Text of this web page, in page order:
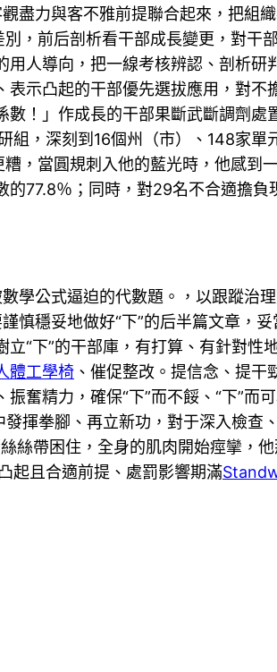
盡力與客不雅前提聯合起來，把組
，前后剖析看干部成長變更，對干
人導向，把一線考核辨認、剖析
表示凸起的干部優先選拔應用，對
！」作成長的干部果斷武斷調劑
，深刻到16個州（市）、148家單
，當圓規刺入他的藍光時，他感到
77.8％；同時，對29名不合適擔
學公式逼迫的代數題。，以跟蹤治
慎穩妥地做好“下”的后半篇文章，
“下”的干部庫，有打算、有針對性
體工學椅 、催促整改。提信念、提干
奮精力，確保“下”而不餒、“下”而
發揮拳腳、再立新功，對于深入檢查
絲帶困住，全身的肌肉開始痙攣，
起且合適前提、處罰影響期滿